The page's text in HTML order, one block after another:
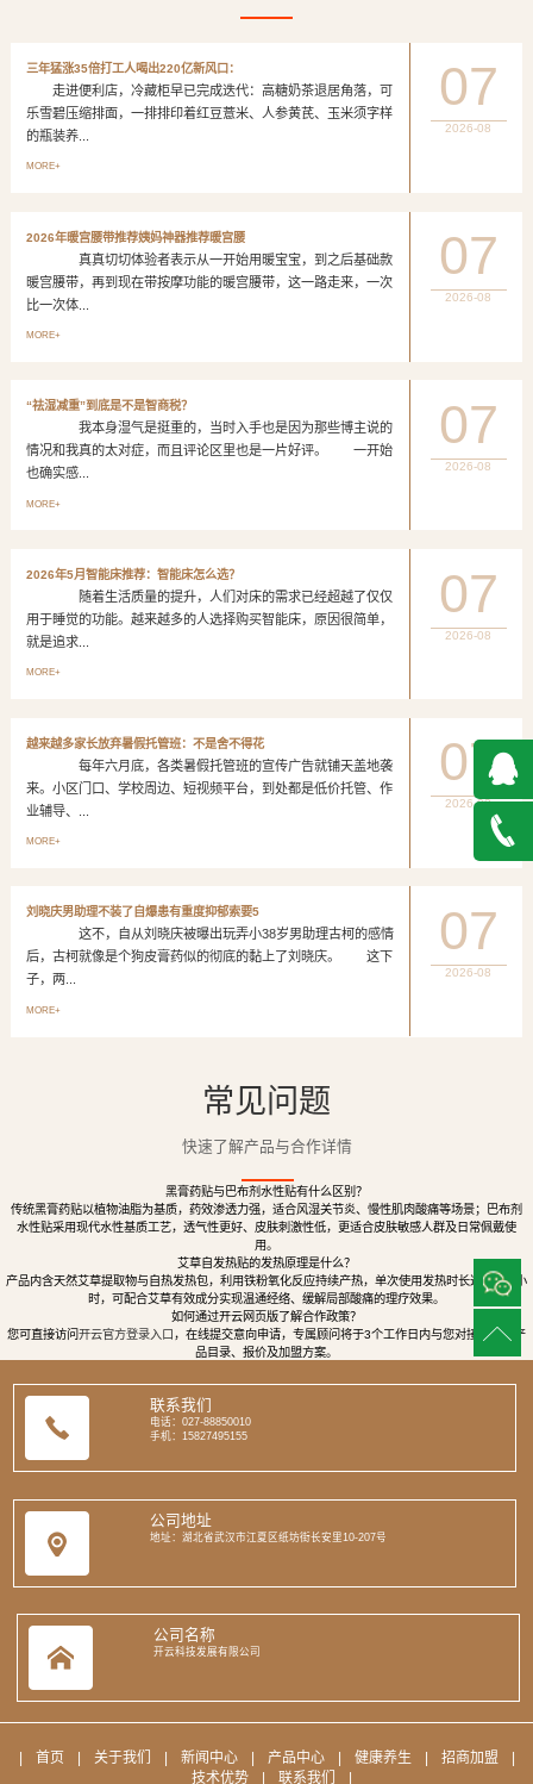
三年猛涨35倍打工人喝出220亿新风口：
走进便利店，冷藏柜早已完成迭代：高糖奶茶退居角落，可
乐雪碧压缩排面，一排排印着红豆薏米、人参黄芪、玉米须字样
的瓶装养...
MORE+
07
2026-08
2026年暖宫腰带推荐姨妈神器推荐暖宫腰
真真切切体验者表示从一开始用暖宝宝，到之后基础款
暖宫腰带，再到现在带按摩功能的暖宫腰带，这一路走来，一次
比一次体...
MORE+
07
2026-08
“祛湿减重”到底是不是智商税？
我本身湿气是挺重的，当时入手也是因为那些博主说的
情况和我真的太对症，而且评论区里也是一片好评。 一开始
也确实感...
MORE+
07
2026-08
2026年5月智能床推荐：智能床怎么选？
随着生活质量的提升，人们对床的需求已经超越了仅仅
用于睡觉的功能。越来越多的人选择购买智能床，原因很简单，
就是追求...
MORE+
07
2026-08
越来越多家长放弃暑假托管班：不是舍不得花
每年六月底，各类暑假托管班的宣传广告就铺天盖地袭
来。小区门口、学校周边、短视频平台，到处都是低价托管、作
业辅导、...
MORE+
07
2026-08
刘晓庆男助理不装了自爆患有重度抑郁索要5
这不，自从刘晓庆被曝出玩弄小38岁男助理古柯的感情
后，古柯就像是个狗皮膏药似的彻底的黏上了刘晓庆。 这下
子，两...
MORE+
07
2026-08
常见问题
快速了解产品与合作详情
黑膏药贴与巴布剂水性贴有什么区别？
传统黑膏药贴以植物油脂为基质，药效渗透力强，适合风湿关节炎、慢性肌肉酸痛等场景；巴布剂
水性贴采用现代水性基质工艺，透气性更好、皮肤刺激性低，更适合皮肤敏感人群及日常佩戴使
用。
艾草自发热贴的发热原理是什么？
产品内含天然艾草提取物与自热发热包，利用铁粉氧化反应持续产热，单次使用发热时长达8至12小
时，可配合艾草有效成分实现温通经络、缓解局部酸痛的理疗效果。
如何通过开云网页版了解合作政策？
您可直接访问 开云官方登录入口，在线提交意向申请，专属顾问将于3个工作日内与您对接，提供产
品目录、报价及加盟方案。
联系我们
电话：027-88850010
手机：15827495155
公司地址
地址：湖北省武汉市江夏区纸坊街长安里10-207号
公司名称
开云科技发展有限公司
首页 关于我们 新闻中心 产品中心 健康养生 招商加盟
技术优势
联系我们
QQ在